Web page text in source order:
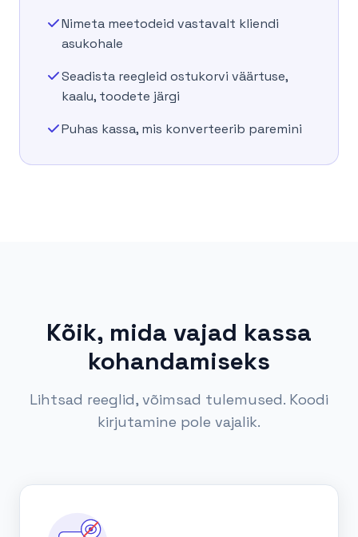
Nimeta meetodeid vastavalt kliendi
asukohale
Seadista reegleid ostukorvi väärtuse,
kaalu, toodete järgi
Puhas kassa, mis konverteerib paremini
Kõik, mida vajad kassa
kohandamiseks
Lihtsad reeglid, võimsad tulemused. Koodi
kirjutamine pole vajalik.